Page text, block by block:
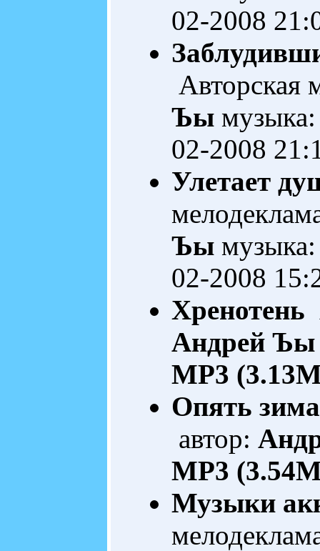
02-2008
Авторская
Ъы
02-2008
Улетает
Ъы
02-2008
Хренотень
Андрей Ъы
MP3
Опять
автор:
MP3
Музыки